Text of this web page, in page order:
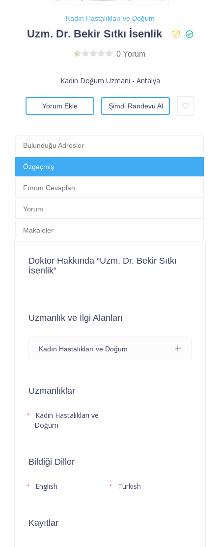
Kadın Hastalıkları ve Doğum
Uzm. Dr. Bekir Sıtkı İsenlik
0 Yorum
Kadın Doğum Uzmanı - Antalya
Yorum Ekle Şimdi Randevu Al
Bulunduğu Adresler
Özgeçmiş
Forum Cevapları
Yorum
Makaleler
Doktor Hakkında “Uzm. Dr. Bekir Sıtkı
İsenlik”
Uzmanlık ve İlgi Alanları
Kadın Hastalıkları ve Doğum
Uzmanlıklar
Kadın Hastalıkları ve
Doğum
Bildiği Diller
English Turkish
Kayıtlar